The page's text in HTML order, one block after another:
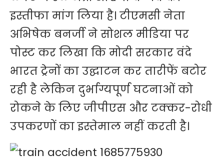
इस्तीफा मांग लिया है। टीएमसी नेता
अभिषेक बनर्जी ने सोशल मीडिया पर
पोस्ट कर लिखा कि मोदी सरकार वंदे
भारत ट्रेनों का उद्घाटन कर तारीफें बटोर
रही है लेकिन दुर्भाग्यपूर्ण घटनाओं को
रोकने के लिए जीपीएस और टक्कर-रोधी
उपकरणों का इस्तेमाल नहीं करती है।